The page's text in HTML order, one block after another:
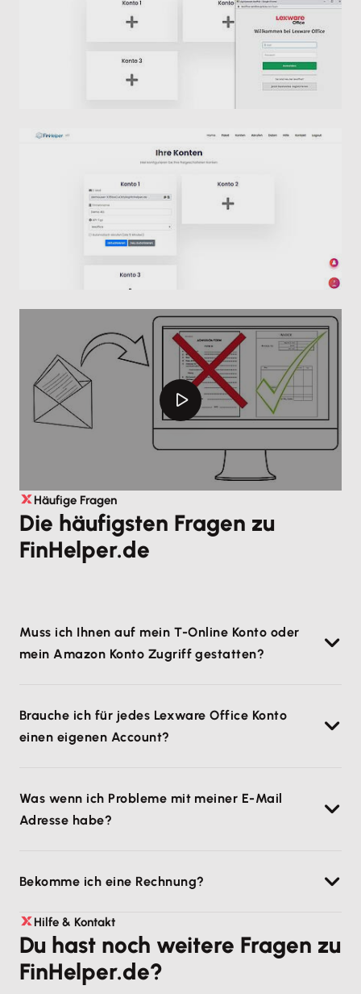
Häufige Fragen
Die häufigsten Fragen zu
FinHelper.de
Muss ich Ihnen auf mein T-Online Konto oder
mein Amazon Konto Zugriff gestatten?
Konten.
Brauche ich für jedes Lexware Office Konto
einen eigenen Account?
zusammenfassen.
Was wenn ich Probleme mit meiner E-Mail
Adresse habe?
Bekomme ich eine Rechnung?
Wir sind eine deutsche Firma und Du erhältst eine
Rechnung mit ausgewiesener MwSt.
Hilfe & Kontakt
Du hast noch weitere Fragen zu
FinHelper.de?